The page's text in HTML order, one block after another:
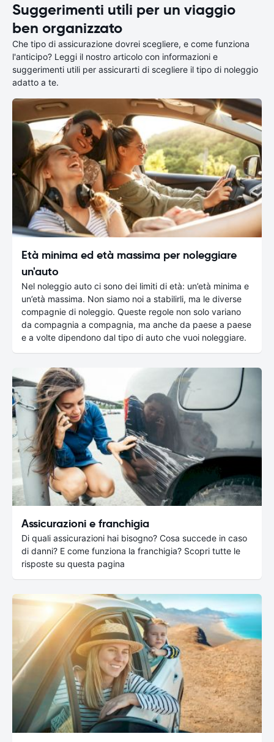
Suggerimenti utili per un viaggio
ben organizzato
Che tipo di assicurazione dovrei scegliere, e come funziona
l'anticipo? Leggi il nostro articolo con informazioni e
suggerimenti utili per assicurarti di scegliere il tipo di noleggio
adatto a te.
Età minima ed età massima per noleggiare
un'auto
Nel noleggio auto ci sono dei limiti di età: un’età minima e
un’età massima. Non siamo noi a stabilirli, ma le diverse
compagnie di noleggio. Queste regole non solo variano
da compagnia a compagnia, ma anche da paese a paese
e a volte dipendono dal tipo di auto che vuoi noleggiare.
Assicurazioni e franchigia
Di quali assicurazioni hai bisogno? Cosa succede in caso
di danni? E come funziona la franchigia? Scopri tutte le
risposte su questa pagina